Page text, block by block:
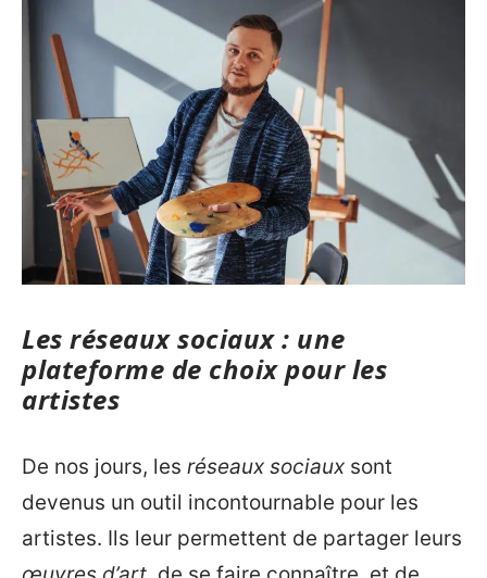
Les réseaux sociaux : une
plateforme de choix pour les
artistes
De nos jours, les réseaux sociaux sont
devenus un outil incontournable pour les
artistes. Ils leur permettent de partager leurs